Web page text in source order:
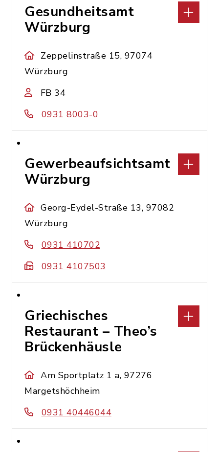
Gesundheitsamt
Würzburg
Zeppelinstraße 15, 97074
Würzburg
FB 34
0931 8003-0
Gewerbeaufsichtsamt
Würzburg
Georg-Eydel-Straße 13, 97082
Würzburg
0931 410702
0931 4107503
Griechisches
Restaurant – Theo’s
Brückenhäusle
Am Sportplatz 1 a, 97276
Margetshöchheim
0931 40446044